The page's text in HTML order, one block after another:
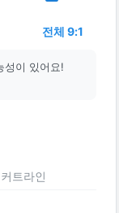
전체 9:1
성이 있어요!
커트라인